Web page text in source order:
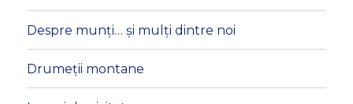
Despre munți… și mulți dintre noi
Drumeții montane